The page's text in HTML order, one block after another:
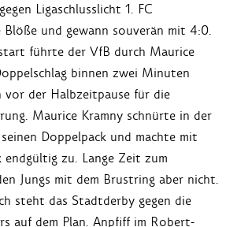
Ligaschlusslicht 1. FC
Blöße und gewann souverän mit 4:0.
führte der VfB durch Maurice
binnen zwei Minuten
vor der Halbzeitpause für die
Maurice Kramny schnürte in der
Doppelpack und machte mit
endgültig zu. Lange Zeit zum
Jungs mit dem Brustring aber nicht.
steht das Stadtderby gegen die
auf dem Plan. Anpfiff im Robert-